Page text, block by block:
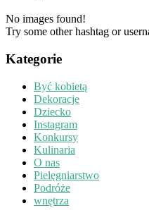
No images found!
Try some other hashtag or
Kategorie
Być kobietą
Dekoracje
Dziecko
Instagram
Konkursy
Kulinaria
O nas
Pielęgniarstwo
Podróże
wnętrza